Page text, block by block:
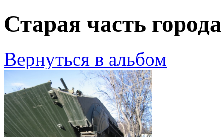
Старая часть
Вернуться в альбом